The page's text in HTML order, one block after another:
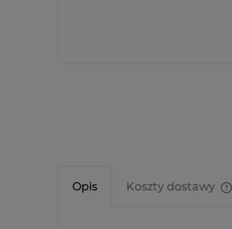
Opis Koszty dostawy